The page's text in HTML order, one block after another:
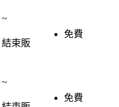
~
結束販
免費
~
免費